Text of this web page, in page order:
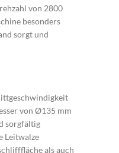
von 2800
besonders
sorgt und
von Ø135 mm
sorgfältig
Leitwalze
als auch